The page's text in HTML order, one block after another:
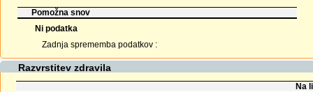
Pomožna snov
Ni podatka
Zadnja sprememba podatkov :
Razvrstitev zdravila
Na